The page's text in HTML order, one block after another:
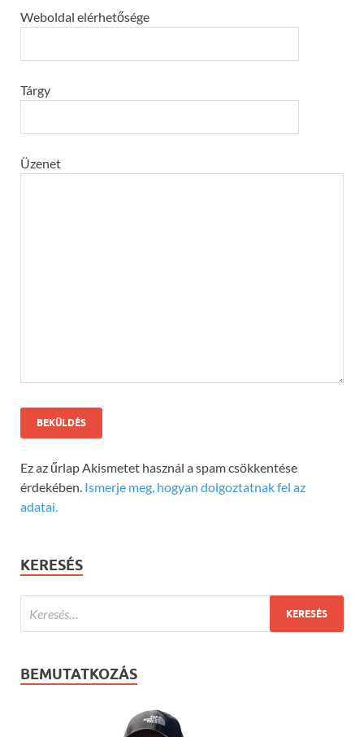
Weboldal elérhetősége
Tárgy
Üzenet
Ez az űrlap Akismetet használ a spam csökkentése
érdekében. Ismerje meg, hogyan dolgoztatnak fel az
adatai.
KERESÉS
BEMUTATKOZÁS